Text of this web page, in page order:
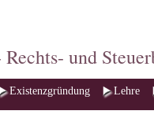
und
Existenzgründung Lehre